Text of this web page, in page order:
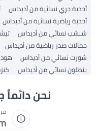
أحذية جري نسائية من أديداس
أحذية رياضية نسائية من أديداس
شبشب نسائي من أديداس
حمالات صدر رياضية من أديداس
شورت نسائي من أديداس
بنطلون نسائي من أديداس
نحن